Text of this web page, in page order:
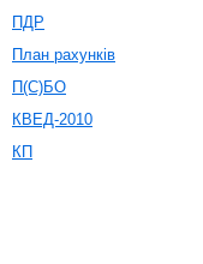
ПДР
План рахунків
П(С)БО
КВЕД-2010
КП